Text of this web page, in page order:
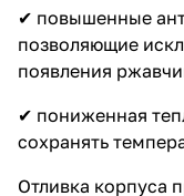
✔ повышенные
позволяющие
появления
✔ пониженная
сохранять
Отливка корпуса